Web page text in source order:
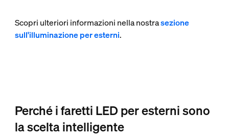
Scopri ulteriori informazioni nella nostrasezione
sull'illuminazione per esterni.
Perché i faretti LED per esterni sono
la scelta intelligente